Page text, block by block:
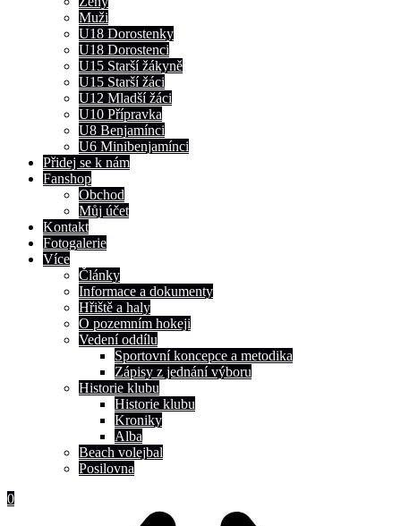
Muži
U18 Dorostenky
U18 Dorostenci
U15 Starší žákyně
U15 Starší žáci
U12 Mladší žáci
U10 Přípravka
U8 Benjamínci
U6 Minibenjamínci
Přidej se k nám
Fanshop
Obchod
Můj účet
Kontakt
Fotogalerie
Více
Články
Informace a dokumenty
Hřiště a haly
O pozemním hokeji
Vedení oddílu
Sportovní koncepce a metodika
Zápisy z jednání výboru
Historie klubu
Historie klubu
Kroniky
Alba
Beach volejbal
Posilovna
0